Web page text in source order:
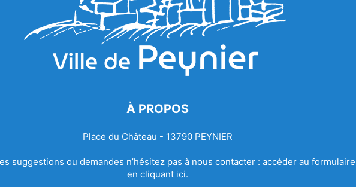
À PROPOS
Place du Château - 13790 PEYNIER
suggestions ou demandes n’hésitez pas à nous contacter : accéder au formulaire
en cliquant ici.